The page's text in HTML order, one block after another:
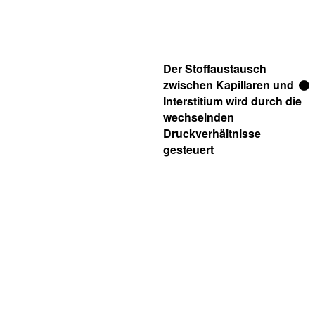
Der Stoffaustausch
zwischen Kapillaren und
Interstitium wird durch die
wechselnden
Druckverhältnisse
gesteuert